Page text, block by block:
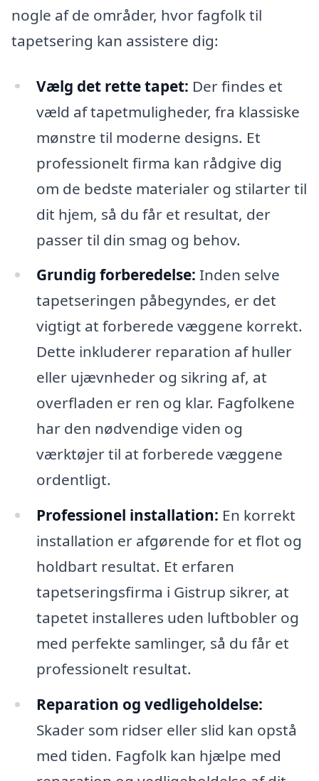
nogle af de områder, hvor fagfolk til
tapetsering kan assistere dig:
Vælg det rette tapet: Der findes et
væld af tapetmuligheder, fra klassiske
mønstre til moderne designs. Et
professionelt firma kan rådgive dig
om de bedste materialer og stilarter til
dit hjem, så du får et resultat, der
passer til din smag og behov.
Grundig forberedelse: Inden selve
tapetseringen påbegyndes, er det
vigtigt at forberede væggene korrekt.
Dette inkluderer reparation af huller
eller ujævnheder og sikring af, at
overfladen er ren og klar. Fagfolkene
har den nødvendige viden og
værktøjer til at forberede væggene
ordentligt.
Professionel installation: En korrekt
installation er afgørende for et flot og
holdbart resultat. Et erfaren
tapetseringsfirma i Gistrup sikrer, at
tapetet installeres uden luftbobler og
med perfekte samlinger, så du får et
professionelt resultat.
Reparation og vedligeholdelse:
Skader som ridser eller slid kan opstå
med tiden. Fagfolk kan hjælpe med